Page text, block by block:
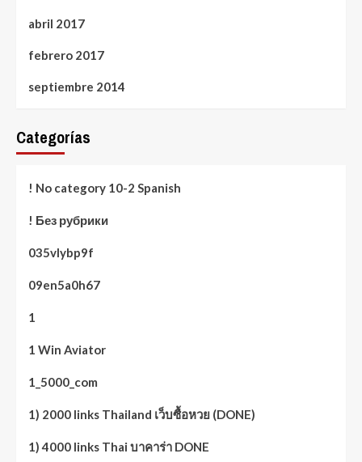
abril 2017
febrero 2017
septiembre 2014
Categorías
! No category 10-2 Spanish
! Без рубрики
035vlybp9f
09en5a0h67
1
1 Win Aviator
1_5000_com
1) 2000 links Thailand เว็บซื้อหวย (DONE)
1) 4000 links Thai บาคาร่า DONE